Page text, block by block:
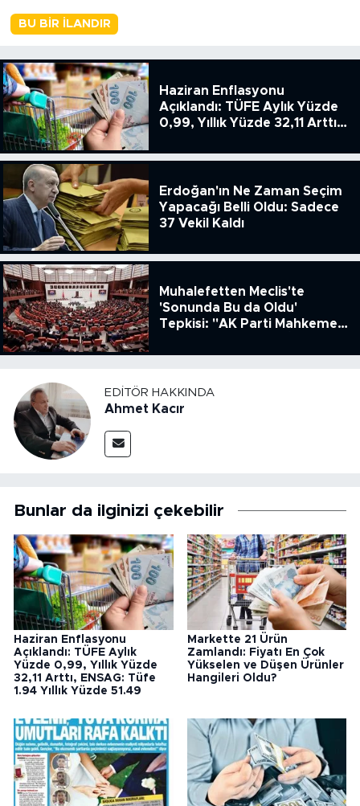
BU BIR İLANDIR
Haziran Enflasyonu
Açıklandı: TÜFE Aylık Yüzde
0,99, Yıllık Yüzde 32,11 Arttı,
51.49
Erdoğan'ın Ne Zaman Seçim
Yapacağı Belli Oldu: Sadece
37 Vekil Kaldı
Muhalefetten Meclis'te
'Sonunda Bu da Oldu'
Tepkisi: "AK Parti Mahkeme
Kanun Çıkardı"
EDITÖR HAKKINDA
Ahmet Kacır
Bunlar da ilginizi çekebilir
Haziran Enflasyonu
Açıklandı: TÜFE Aylık
Yüzde 0,99, Yıllık Yüzde
32,11 Arttı, ENSAG: Tüfe
1.94 Yıllık Yüzde 51.49
Markette 21 Ürün
Zamlandı: Fiyatı En Çok
Yükselen ve Düşen Ürünler
Hangileri Oldu?